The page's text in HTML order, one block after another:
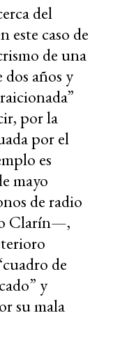
del
este caso de
de una
años y
por la
por el
es
mayo
de radio
Clarín—,
de
y
su mala